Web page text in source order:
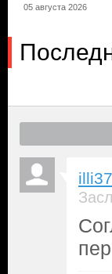
05 августа 2026